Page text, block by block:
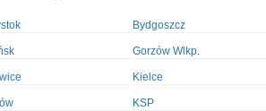
Bydgoszcz
Gorzów Wlkp.
Kielce
KSP